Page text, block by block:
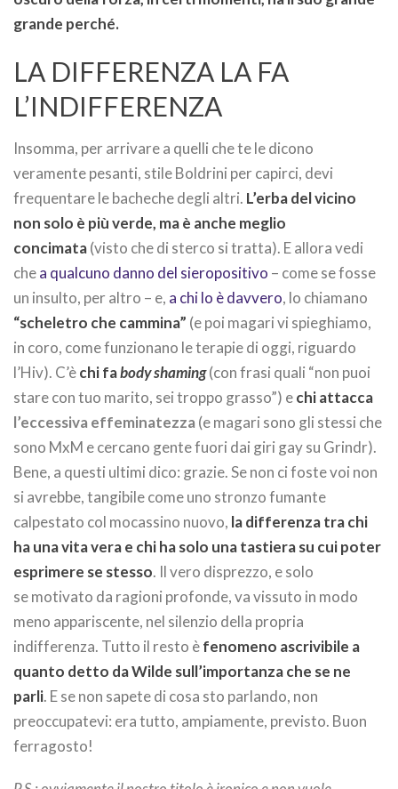
grande perché.
LA DIFFERENZA LA FA
L’INDIFFERENZA
Insomma, per arrivare a quelli che te le dicono
veramente pesanti, stile Boldrini per capirci, devi
frequentare le bacheche degli altri. L’erba del vicino
non solo è più verde, ma è anche meglio
concimata(visto che di sterco si tratta). E allora vedi
chea qualcuno danno del sieropositivo – come se fosse
un insulto, per altro – e, a chi lo è davvero, lo chiamano
“scheletro che cammina” (e poi magari vi spieghiamo,
in coro, come funzionano le terapie di oggi, riguardo
l’Hiv). C’èchi fabody shaming(con frasi quali “non puoi
stare con tuo marito, sei troppo grasso”) echi attacca
l’eccessiva effeminatezza (e magari sono gli stessi che
sono MxM e cercano gente fuori dai giri gay su Grindr).
Bene, a questi ultimi dico: grazie. Se non ci foste voi non
si avrebbe, tangibile come uno stronzo fumante
calpestato col mocassino nuovo, la differenza tra chi
ha una vita vera e chi ha solo una tastiera su cui poter
esprimere se stesso. Il vero disprezzo, e solo
se motivato da ragioni profonde, va vissuto in modo
meno appariscente, nel silenzio della propria
indifferenza. Tutto il resto èfenomeno ascrivibile a
quanto detto da Wilde sull’importanza che se ne
parli. E se non sapete di cosa sto parlando, non
preoccupatevi: era tutto, ampiamente, previsto. Buon
ferragosto!